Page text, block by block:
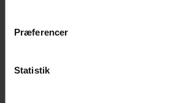
Vi anvender egne cookies og cookies
generere statistik og huske dine
Præferencer
Statistik